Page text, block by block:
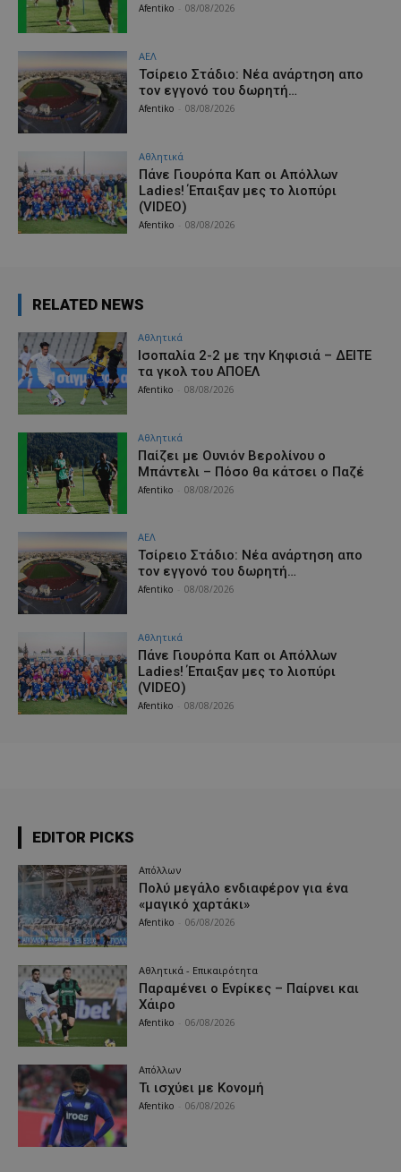
Afentiko 08/08/2026
ΑΕΛ
Τσίρειο Στάδιο: Νέα ανάρτηση απο
τον εγγονό του δωρητή…
Afentiko 08/08/2026
Αθλητικά
Πάνε Γιουρόπα Καπ oι Απόλλων
Ladies! Έπαιξαν μες το λιοπύρι
(VIDEO)
Afentiko 08/08/2026
RELATED NEWS
Αθλητικά
Iσοπαλία 2-2 με την Κηφισιά – ΔΕΙΤΕ
τα γκολ του ΑΠΟΕΛ
Afentiko 08/08/2026
Αθλητικά
Παίζει με Ουνιόν Βερολίνου ο
Μπάντελι – Πόσο θα κάτσει ο Παζέ
Afentiko 08/08/2026
ΑΕΛ
Τσίρειο Στάδιο: Νέα ανάρτηση απο
τον εγγονό του δωρητή…
Afentiko 08/08/2026
Αθλητικά
Πάνε Γιουρόπα Καπ oι Απόλλων
Ladies! Έπαιξαν μες το λιοπύρι
(VIDEO)
Afentiko 08/08/2026
EDITOR PICKS
Απόλλων
Πολύ μεγάλο ενδιαφέρον για ένα
«μαγικό χαρτάκι»
Afentiko 06/08/2026
Αθλητικά - Επικαιρότητα
Παραμένει ο Ενρίκες – Παίρνει και
Χάιρο
Afentiko 06/08/2026
Απόλλων
Τι ισχύει με Κονομή
Afentiko 06/08/2026